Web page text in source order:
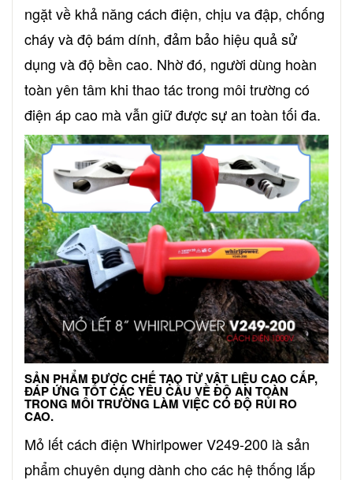
ngặt về khả năng cách điện, chịu va đập, chống
cháy và độ bám dính, đảm bảo hiệu quả sử
dụng và độ bền cao. Nhờ đó, người dùng hoàn
toàn yên tâm khi thao tác trong môi trường có
điện áp cao mà vẫn giữ được sự an toàn tối đa.
SẢN PHẨM ĐƯỢC CHẾ TẠO TỪ VẬT LIỆU CAO CẤP,
ĐÁP ỨNG TỐT CÁC YÊU CẦU VỀ ĐỘ AN TOÀN
TRONG MÔI TRƯỜNG LÀM VIỆC CÓ ĐỘ RỦI RO
CAO.
Mỏ lết cách điện Whirlpower V249-200 là sản
phẩm chuyên dụng dành cho các hệ thống lắp